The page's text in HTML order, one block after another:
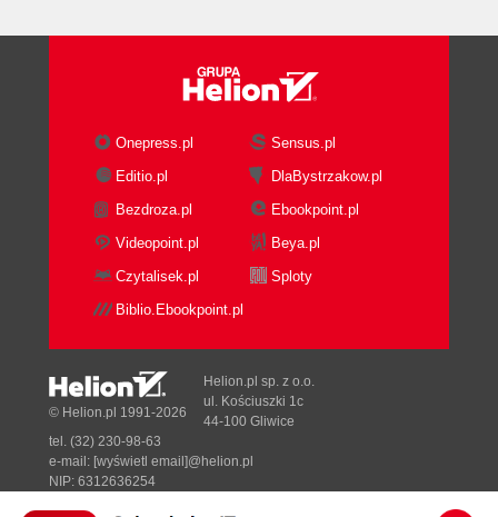
Onepress.pl
Sensus.pl
Editio.pl
DlaBystrzakow.pl
Bezdroza.pl
Ebookpoint.pl
Videopoint.pl
Beya.pl
Czytalisek.pl
Sploty
Biblio.Ebookpoint.pl
© Helion.pl 1991-2026
Helion.pl sp. z o.o.
ul. Kościuszki 1c
44-100 Gliwice
tel. (32) 230-98-63
e-mail: [wyświetl email]@helion.pl
NIP: 6312636254